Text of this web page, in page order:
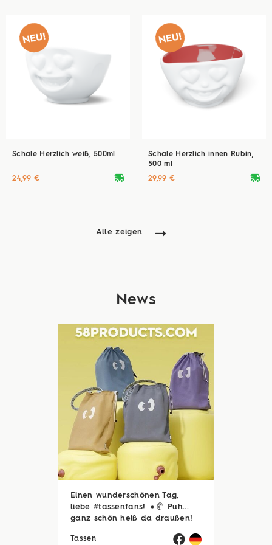
Schale Herzlich weiß, 500ml
deliveryvan
24,99 €
Schale Herzlich innen Rubin,
500 ml
deliveryvan
29,99 €
Alle zeigen
News
Einen wunderschönen Tag,
liebe #tassenfans! ☀️🥐 Puh...
ganz schön heiß da draußen!
euch noch im Urlaubsmodus
Tassen